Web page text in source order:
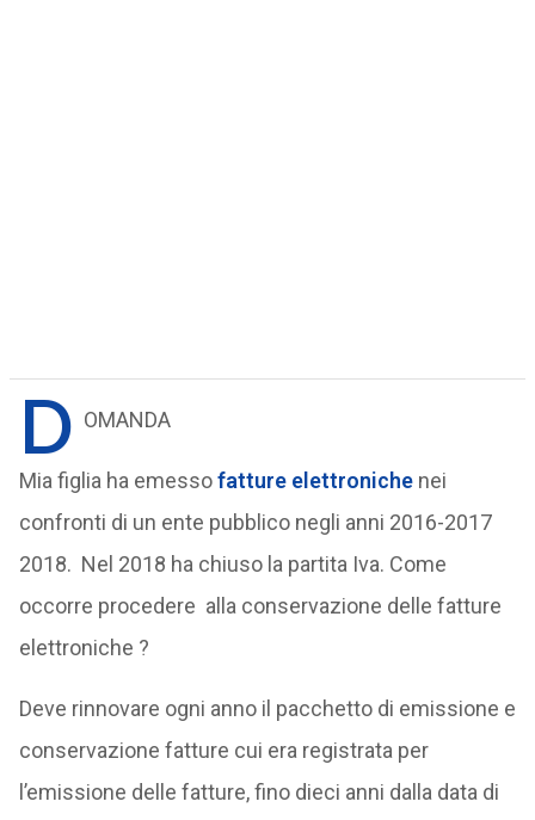
D OMANDA
Mia figlia ha emessofatture elettronichenei
confronti di un ente pubblico negli anni 2016-2017
2018. Nel 2018 ha chiuso la partita Iva. Come
occorre procedere alla conservazione delle fatture
elettroniche ?
Deve rinnovare ogni anno il pacchetto di emissione e
conservazione fatture cui era registrata per
l’emissione delle fatture, fino dieci anni dalla data di